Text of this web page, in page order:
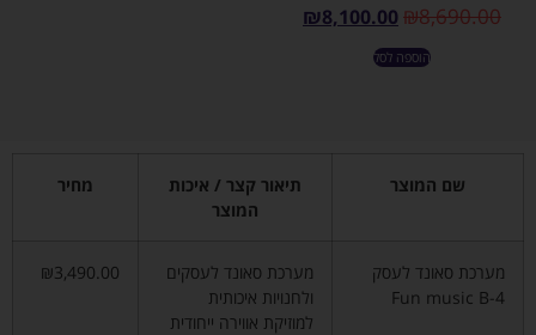
₪8,690.00
₪8,100.00
הוספה לסל
שם המוצר
תיאור קצר / איכות
המוצר
מחיר
מערכת סאונד לעסק
Fun music B-4
מערכת סאונד לעסקים
ולחנויות איכותית
למוזיקת אווירה ייחודית
₪3,490.00